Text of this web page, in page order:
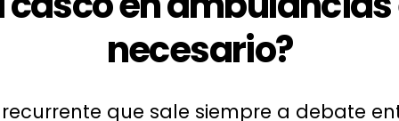
necesario?
que sale siempre a debate